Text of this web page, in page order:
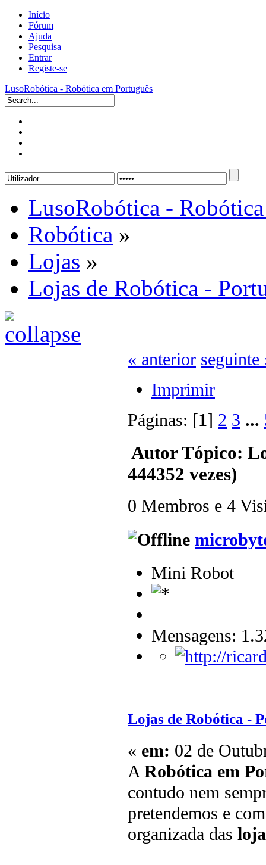
Início
Fórum
Ajuda
Pesquisa
Entrar
Registe-se
LusoRobótica - Robótica em Português
LusoRobótica -
Robótica »
Lojas »
Lojas de Robótica -
« anterior seguinte
Imprimir
Páginas: [1] 2 3 ...
AutorTópico:
444352 vezes)
0 Membros e 4
Mini Robot
Mensagens:
Lojas de Robótica -
« em: 02 de
ARobótica em
contudo nem
pretendemos e
organizada das